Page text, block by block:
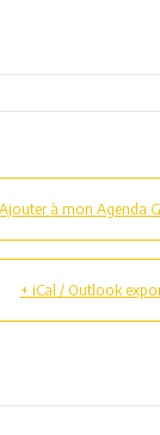
à mon Agenda
+ iCal / Outlook